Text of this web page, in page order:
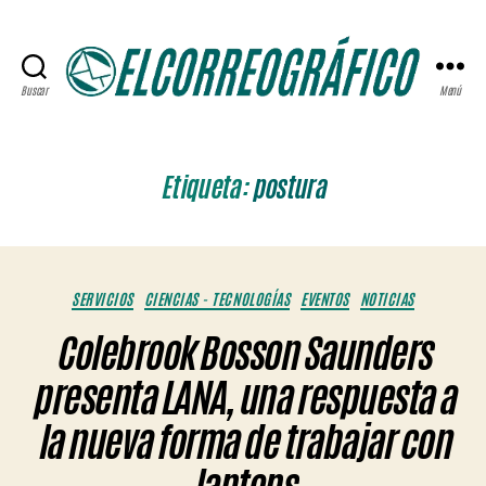
Buscar Menú
Etiqueta:postura
Categorías
SERVICIOS CIENCIAS - TECNOLOGÍAS EVENTOS NOTICIAS
Colebrook Bosson Saunders
presenta LANA, una respuesta a
la nueva forma de trabajar con